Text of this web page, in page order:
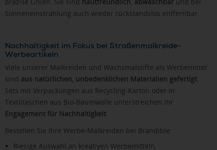
Sonneneinstrahlung auch wieder rückstandslos entfernbar.
Nachhaltigkeit im Fokus bei Straßenmalkreide-
Werbeartikeln
Viele unserer Malkreiden und Wachsmalstifte als Werbemittel
sind aus natürlichen, unbedenklichen Materialien gefertigt.
Sets mit Verpackungen aus Recycling-Karton oder in
Textiltaschen aus Bio-Baumwolle unterstreichen Ihr
Engagement für Nachhaltigkeit.
Bestellen Sie Ihre Werbe-Malkreiden bei Brandible:
Riesige Auswahl an kreativen Werbemitteln